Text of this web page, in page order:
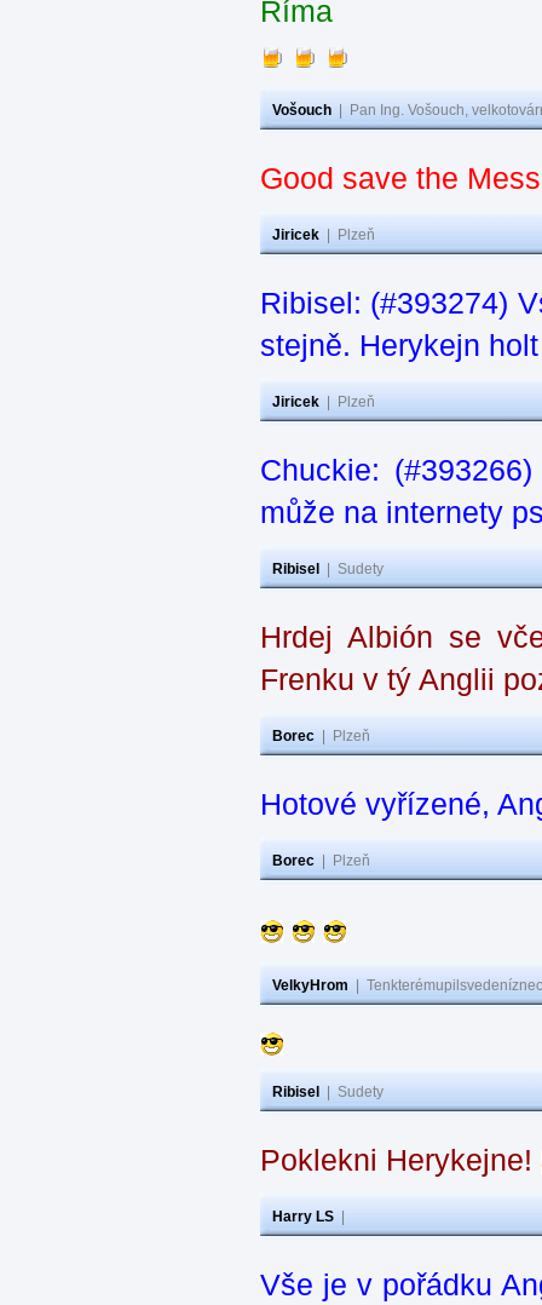
Říma
Vošouch Pan Ing. Vošouch,
Good save the
Jiricek Plzeň
Ribisel: (#393274)
stejně. Herykejn
Jiricek Plzeň
Chuckie:
může na internety
Ribisel Sudety
Hrdej Albión se
Frenku v tý Anglii
Borec Plzeň
Hotové vyřízené,
Borec Plzeň
VelkyHrom
Ribisel Sudety
Poklekni Herykejne!
Harry LS
Vše je v pořádku